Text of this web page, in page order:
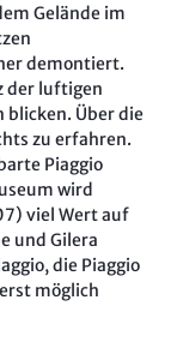
Gelände im
demontiert.
der luftigen
blicken. Über die
zu erfahren.
Piaggio
wird
viel Wert auf
und Gilera
die Piaggio
möglich